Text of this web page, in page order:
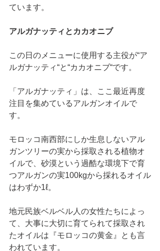
ています。
アルガナッティとカカオニブ
この日のメニューに使用する主役が“ア
ルガナッティ“と“カカオニブ“です。
「アルガナッティ」は、ここ最近再度
注目を集めているアルガンオイルで
す。
モロッコ南西部にしか生息しないアル
ガンツリーの実から採取される植物オ
イルで、砂漠という過酷な環境下で育
つアルガンの実100kgから採れるオイル
はわずか1ℓ。
地元民族ベルベル人の女性たちによっ
て、大事に大切に育てられて採取され
たオイルは『モロッコの黄金』とも言
われています。